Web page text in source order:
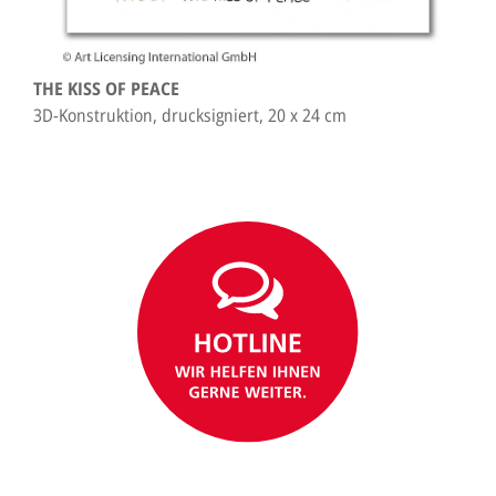
THE KISS OF PEACE
3D-Konstruktion, drucksigniert, 20 x 24 cm